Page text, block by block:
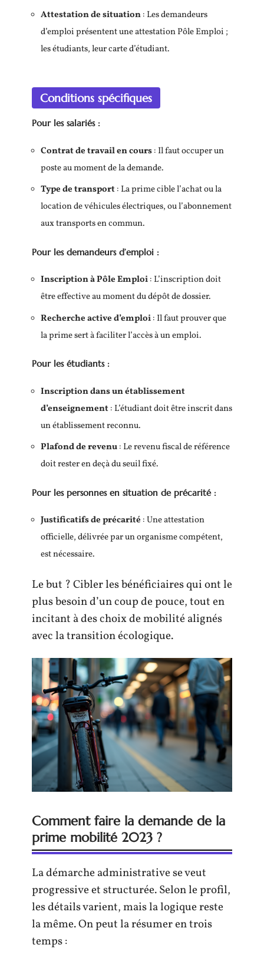
Attestation de situation: Les demandeurs
d’emploi présentent une attestation Pôle Emploi ;
les étudiants, leur carte d’étudiant.
Conditions spécifiques
Pour les salariés :
Contrat de travail en cours: Il faut occuper un
poste au moment de la demande.
Type de transport: La prime cible l’achat ou la
location de véhicules électriques, ou l’abonnement
aux transports en commun.
Pour les demandeurs d’emploi :
Inscription à Pôle Emploi: L’inscription doit
être effective au moment du dépôt de dossier.
Recherche active d’emploi: Il faut prouver que
la prime sert à faciliter l’accès à un emploi.
Pour les étudiants :
Inscription dans un établissement
d’enseignement: L’étudiant doit être inscrit dans
un établissement reconnu.
Plafond de revenu: Le revenu fiscal de référence
doit rester en deçà du seuil fixé.
Pour les personnes en situation de précarité :
Justificatifs de précarité : Une attestation
officielle, délivrée par un organisme compétent,
est nécessaire.
Le but ? Cibler les bénéficiaires qui ont le
plus besoin d’un coup de pouce, tout en
incitant à des choix de mobilité alignés
avec la transition écologique.
Comment faire la demande de la
prime mobilité 2023 ?
La démarche administrative se veut
progressive et structurée. Selon le profil,
les détails varient, mais la logique reste
la même. On peut la résumer en trois
temps :